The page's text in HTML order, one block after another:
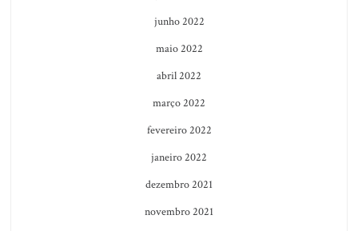
junho 2022
maio 2022
abril 2022
março 2022
fevereiro 2022
janeiro 2022
dezembro 2021
novembro 2021